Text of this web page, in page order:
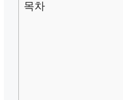
목차